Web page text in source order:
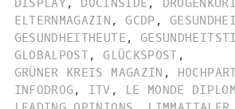
DISPLAY, DOCINSIDE ,
ELTERNMAGAZIN , GCDP ,
GESUNDHEITHEUTE ,
GLOBALPOST, GLÜCKSPOST ,
GRÜNER KREIS MAGAZIN ,
INFODROG, ITV , LE MONDE